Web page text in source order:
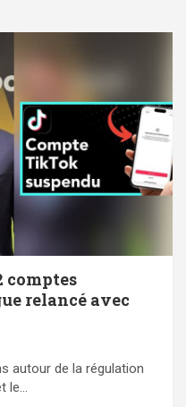
comptes
relancé avec
autour de la régulation
le…